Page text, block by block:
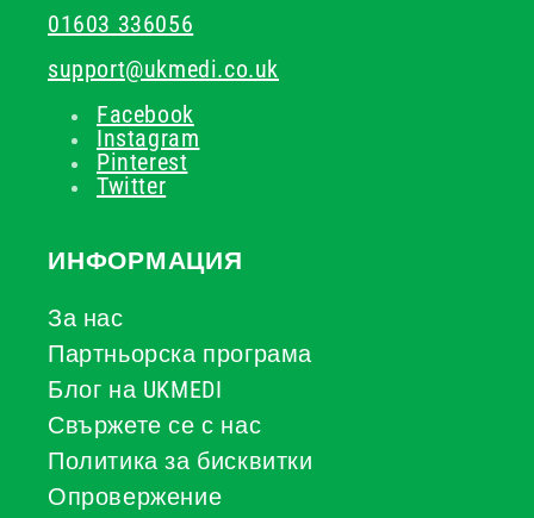
01603 336056
support@ukmedi.co.uk
Facebook
Instagram
Pinterest
Twitter
ИНФОРМАЦИЯ
За нас
Партньорска програма
Блог на UKMEDI
Свържете се с нас
Политика за бисквитки
Опровержение